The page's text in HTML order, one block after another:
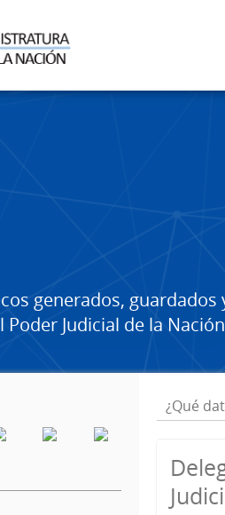
generados,
Judicial de la Nación